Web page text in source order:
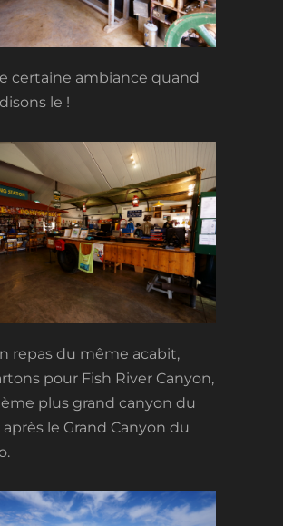
certaine ambiance quand
le !
repas du même acabit,
pour Fish River Canyon,
plus grand canyon du
le Grand Canyon du